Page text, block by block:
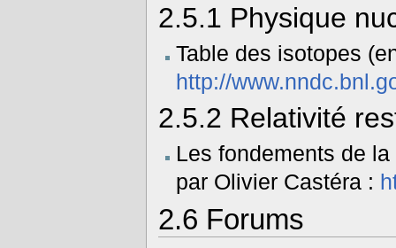
2.5.1 Physique
Table des isotopes
http://
2.5.2 Relativité
Les fondements de
par Olivier Castéra :
2.6 Forums